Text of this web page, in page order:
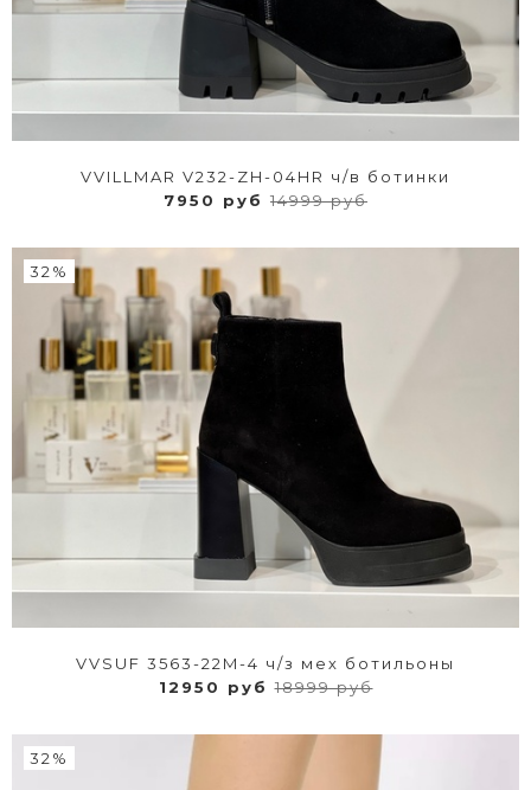
VVILLMAR V232-ZH-04HR ч/в ботинки
7950 руб 14999 руб
32%
VVSUF 3563-22M-4 ч/з мех ботильоны
12950 руб18999 руб
32%